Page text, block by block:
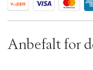
Anbefalt for